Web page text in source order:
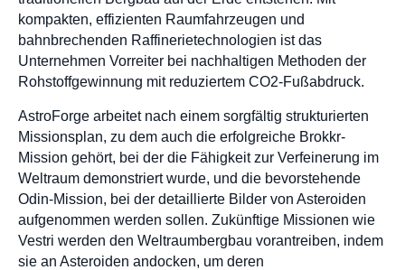
kompakten, effizienten Raumfahrzeugen und
bahnbrechenden Raffinerietechnologien ist das
Unternehmen Vorreiter bei nachhaltigen Methoden der
Rohstoffgewinnung mit reduziertem CO2-Fußabdruck.
AstroForge arbeitet nach einem sorgfältig strukturierten
Missionsplan, zu dem auch die erfolgreiche Brokkr-
Mission gehört, bei der die Fähigkeit zur Verfeinerung im
Weltraum demonstriert wurde, und die bevorstehende
Odin-Mission, bei der detaillierte Bilder von Asteroiden
aufgenommen werden sollen. Zukünftige Missionen wie
Vestri werden den Weltraumbergbau vorantreiben, indem
sie an Asteroiden andocken, um deren